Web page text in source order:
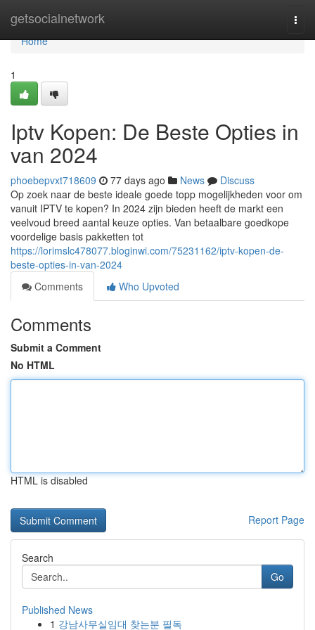
getsocialnetwork
Home
Home
1
Iptv Kopen: De Beste Opties in
van 2024
phoebepvxt718609 77 days ago News
Discuss
Op zoek naar de beste ideale goede topp mogelijkheden voor om
vanuit IPTV te kopen? In 2024 zijn bieden heeft de markt een
veelvoud breed aantal keuze opties. Van betaalbare goedkope
voordelige basis pakketten tot
https://lorimslc478077.bloginwi.com/75231162/iptv-kopen-de-
beste-opties-in-van-2024
Comments
Who Upvoted
Comments
Submit a Comment
No HTML
HTML is disabled
Report Page
Search
Go
Published News
1 강남사무실임대 찾는분 필독